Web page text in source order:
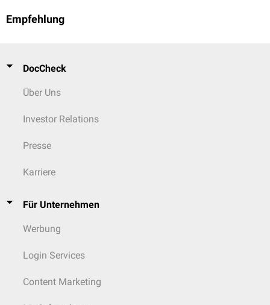
Empfehlung
DocCheck
Über Uns
Investor Relations
Presse
Karriere
Für Unternehmen
Werbung
Login Services
Content Marketing